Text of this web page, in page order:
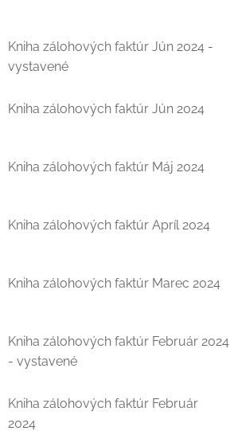
Kniha zálohových faktúr Jún 2024 -
vystavené
Kniha zálohových faktúr Jún 2024
Kniha zálohových faktúr Máj 2024
Kniha zálohových faktúr Apríl 2024
Kniha zálohových faktúr Marec 2024
Kniha zálohových faktúr Február 2024
- vystavené
Kniha zálohových faktúr Február
2024